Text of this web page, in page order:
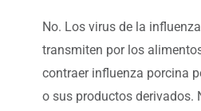
No. Los virus de la
transmiten por los
contraer influenza porcina
o sus productos derivados.